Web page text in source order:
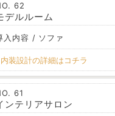
62
デルルーム
入内容 / ソファ
内装設計の詳細はコチラ
61
ンテリアサロン